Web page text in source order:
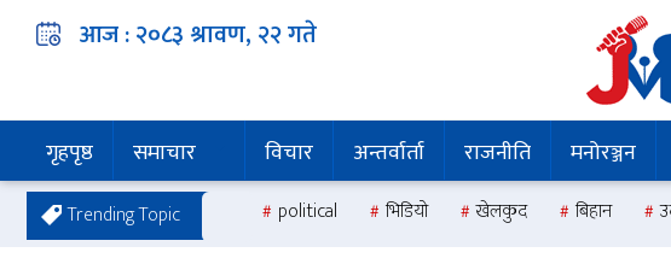
आज :२०८३ श्रावण, २२गते
गृहपृष्ठ समाचार विचार अन्तर्वार्ता राजनीति मनोरञ्जन
Trending Topic political भिडियो खेलकुद बिहान